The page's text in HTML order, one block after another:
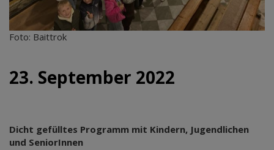
Foto: Baittrok
23. September 2022
Dicht gefülltes Programm mit Kindern, Jugendlichen
und SeniorInnen